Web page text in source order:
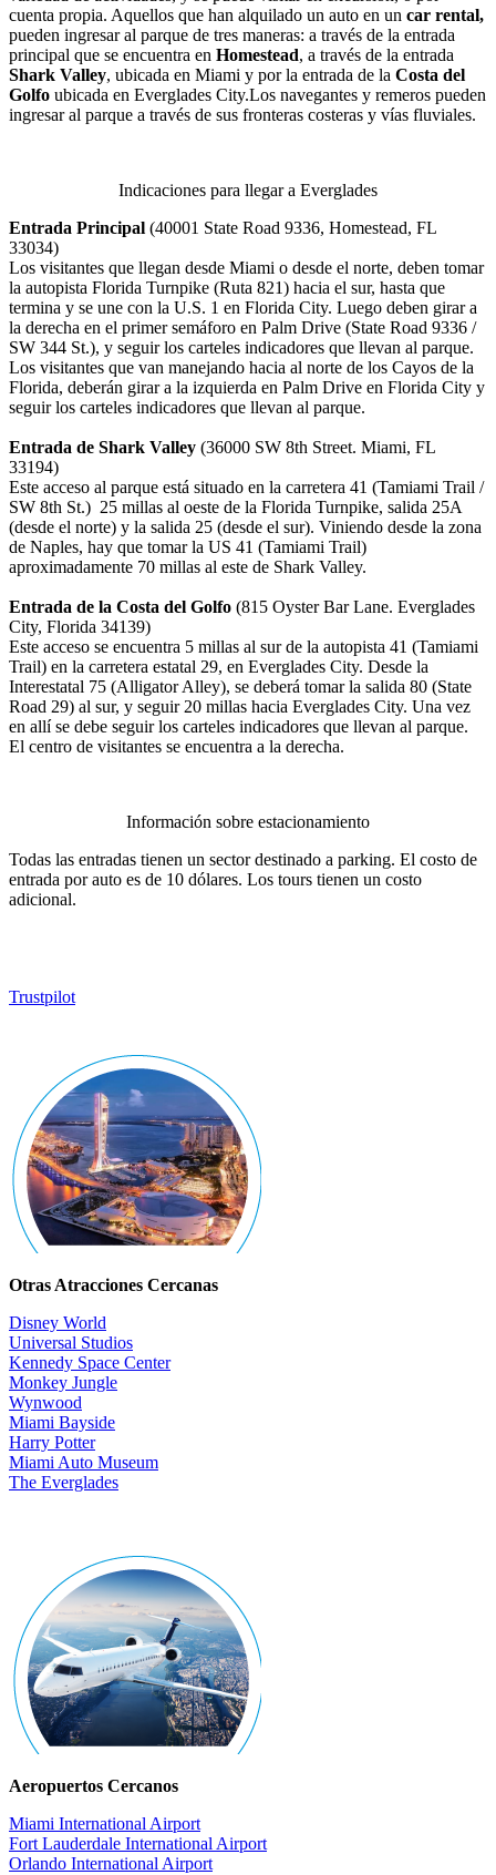
cuenta propia. Aquellos que han alquilado un auto en un car rental,
pueden ingresar al parque de tres maneras: a través de la entrada
principal que se encuentra en Homestead, a través de la entrada
Shark Valley, ubicada en Miami y por la entrada de la Costa del
Golfo ubicada en Everglades City.Los navegantes y remeros pueden
ingresar al parque a través de sus fronteras costeras y vías fluviales.
Indicaciones para llegar a Everglades
Entrada Principal (40001 State Road 9336, Homestead, FL
33034)
Los visitantes que llegan desde Miami o desde el norte, deben tomar
la autopista Florida Turnpike (Ruta 821) hacia el sur, hasta que
termina y se une con la U.S. 1 en Florida City. Luego deben girar a
la derecha en el primer semáforo en Palm Drive (State Road 9336 /
SW 344 St.), y seguir los carteles indicadores que llevan al parque.
Los visitantes que van manejando hacia al norte de los Cayos de la
Florida, deberán girar a la izquierda en Palm Drive en Florida City y
seguir los carteles indicadores que llevan al parque.
Entrada de Shark Valley (36000 SW 8th Street. Miami, FL
33194)
Este acceso al parque está situado en la carretera 41 (Tamiami Trail /
SW 8th St.) 25 millas al oeste de la Florida Turnpike, salida 25A
(desde el norte) y la salida 25 (desde el sur). Viniendo desde la zona
de Naples, hay que tomar la US 41 (Tamiami Trail)
aproximadamente 70 millas al este de Shark Valley.
Entrada de la Costa del Golfo (815 Oyster Bar Lane. Everglades
City, Florida 34139)
Este acceso se encuentra 5 millas al sur de la autopista 41 (Tamiami
Trail) en la carretera estatal 29, en Everglades City. Desde la
Interestatal 75 (Alligator Alley), se deberá tomar la salida 80 (State
Road 29) al sur, y seguir 20 millas hacia Everglades City. Una vez
en allí se debe seguir los carteles indicadores que llevan al parque.
El centro de visitantes se encuentra a la derecha.
Información sobre estacionamiento
Todas las entradas tienen un sector destinado a parking. El costo de
entrada por auto es de 10 dólares. Los tours tienen un costo
adicional.
Trustpilot
Otras Atracciones Cercanas
Disney World
Universal Studios
Kennedy Space Center
Monkey Jungle
Wynwood
Miami Bayside
Harry Potter
Miami Auto Museum
The Everglades
Aeropuertos Cercanos
Miami International Airport
Fort Lauderdale International Airport
Orlando International Airport